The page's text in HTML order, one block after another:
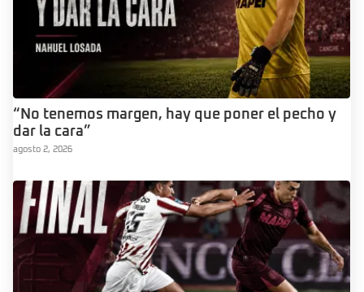
“No tenemos margen, hay que poner el pecho y
dar la cara”
agosto 2, 2026